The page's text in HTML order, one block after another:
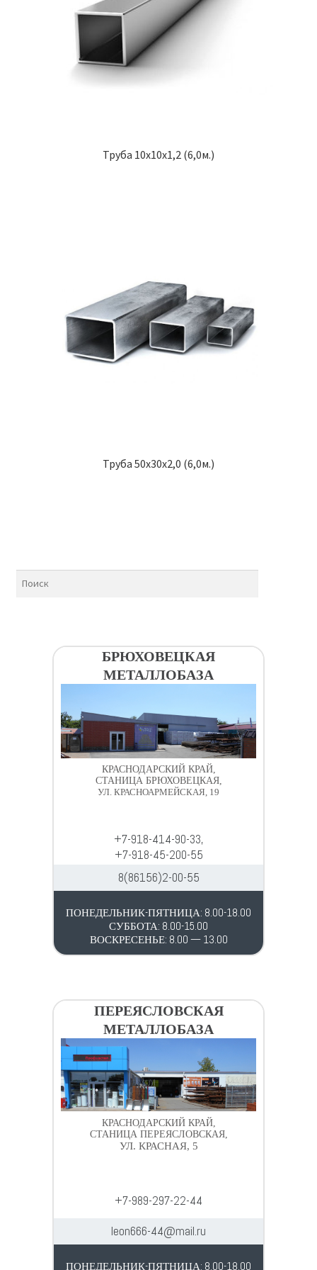
Труба 10х10х1,2 (6,0м.)
Труба 50х30х2,0 (6,0м.)
БРЮХОВЕЦКАЯ
МЕТАЛЛОБАЗА
КРАСНОДАРСКИЙ КРАЙ,
СТАНИЦА БРЮХОВЕЦКАЯ,
УЛ. КРАСНОАРМЕЙСКАЯ, 19
+7-918-414-90-33,
+7-918-45-200-55
8(86156)2-00-55
ПОНЕДЕЛЬНИК-ПЯТНИЦА: 8.00-18.00
СУББОТА: 8.00-15.00
ВОСКРЕСЕНЬЕ: 8.00 — 13.00
ПЕРЕЯСЛОВСКАЯ
МЕТАЛЛОБАЗА
КРАСНОДАРСКИЙ КРАЙ,
СТАНИЦА ПЕРЕЯСЛОВСКАЯ,
УЛ. КРАСНАЯ, 5
+7-989-297-22-44
leon666-44@mail.ru
ПОНЕДЕЛЬНИК-ПЯТНИЦА: 8.00-18.00